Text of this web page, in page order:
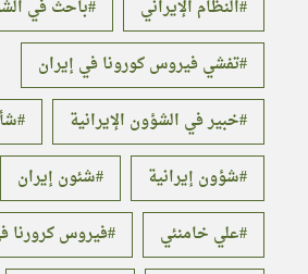
النظام الإيراني
باحث في
تفشي فيروس كورونا في إيران
خبير في الشؤون الإيرانية
شؤون إيرانية
شئون إيران
علي خامنئي
فيروس كرورنا